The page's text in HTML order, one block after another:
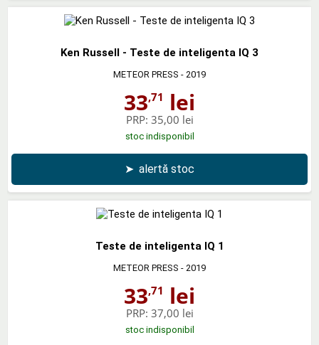
Ken Russell - Teste de inteligenta IQ 3
METEOR PRESS - 2019
33,71 lei
PRP: 35,00 lei
stoc indisponibil
➤ alertă stoc
Teste de inteligenta IQ 1
METEOR PRESS - 2019
33,71 lei
PRP: 37,00 lei
stoc indisponibil